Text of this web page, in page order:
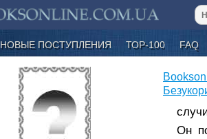
НОВЫЕ ПОСТУПЛЕНИЯ ТОР-100 FAQ
Он